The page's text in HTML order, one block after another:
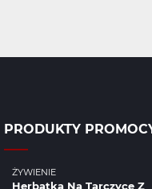
PRODUKTY
ŻYWIENIE
Herbatka Na Tarczyce Z